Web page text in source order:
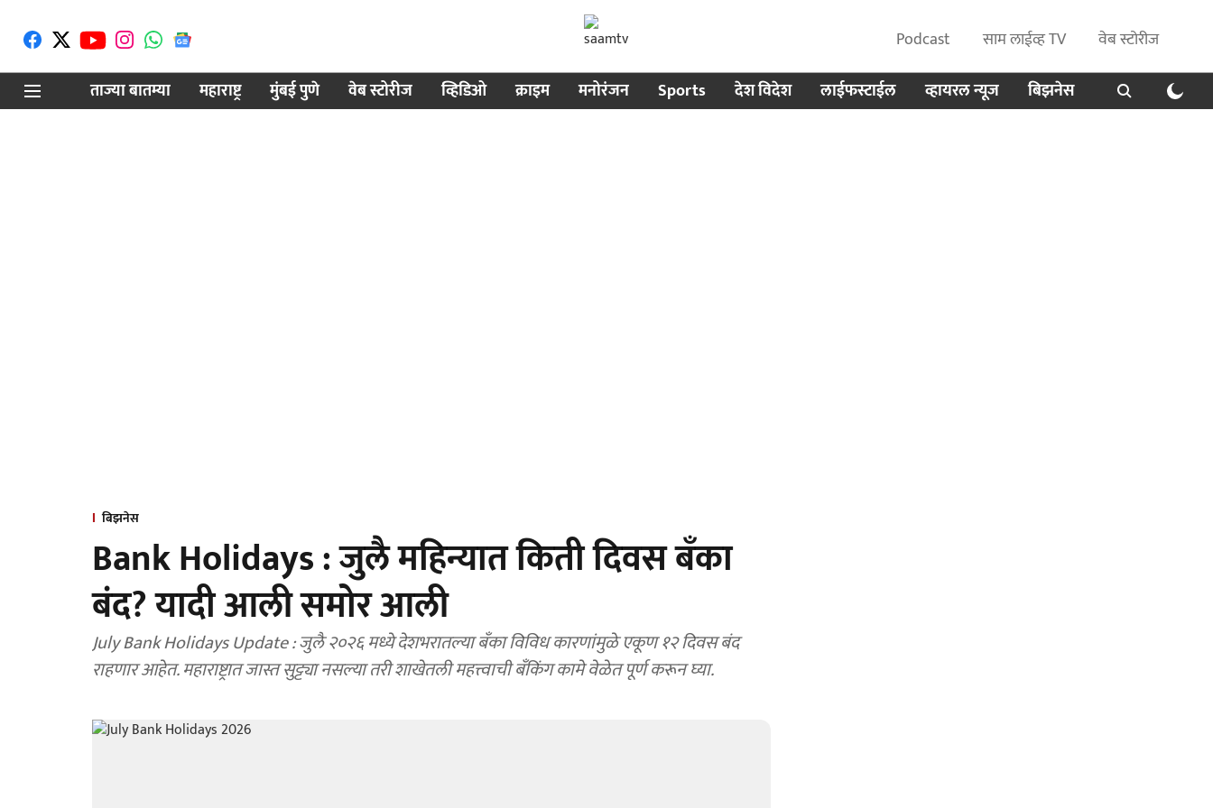
Podcast साम लाईव्ह TV
वेब स्टोरीज
ताज्या बातम्या
महाराष्ट्र मुंबई पुणे वेब स्टोरीज व्हिडिओ क्राइम मनोरंजन Sports देश विदेश लाईफस्टाईल व्हायरल न्यूज बिझनेस
बिझनेस
Bank Holidays : जुलै महिन्यात किती दिवस बँका
बंद? यादी आली समोर आली
July Bank Holidays Update : जुलै २०२६ मध्ये देशभरातल्या बँका विविध कारणांमुळे एकूण १२ दिवस बंद
राहणार आहेत. महाराष्ट्रात जास्त सुट्ट्या नसल्या तरी शाखेतली महत्त्वाची बँकिंग कामे वेळेत पूर्ण करून घ्या.